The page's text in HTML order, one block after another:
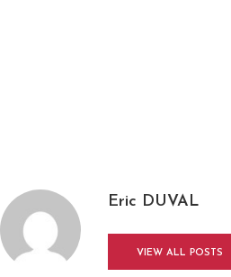
Eric DUVAL
VIEW ALL POSTS